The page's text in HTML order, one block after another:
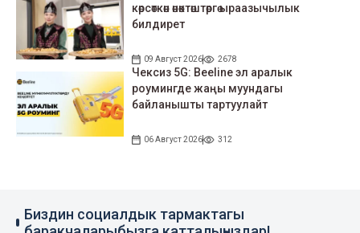
көрсөткөн өнөктөштөргө ыраазычылык
билдирет
09 Август 2026 2678
Чексиз 5G: Beeline эл аралык
роумингде жаңы муундагы
байланышты тартуулайт
06 Август 2026 312
Биздин социалдык тармактагы